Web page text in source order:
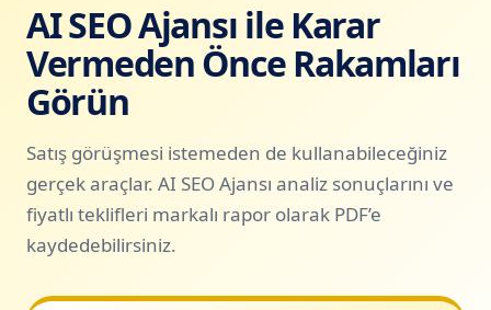
AI SEO Ajansı ile Karar
Vermeden Önce Rakamları
Görün
Satış görüşmesi istemeden de kullanabileceğiniz
gerçek araçlar. AI SEO Ajansı analiz sonuçlarını ve
fiyatlı teklifleri markalı rapor olarak PDF’e
kaydedebilirsiniz.